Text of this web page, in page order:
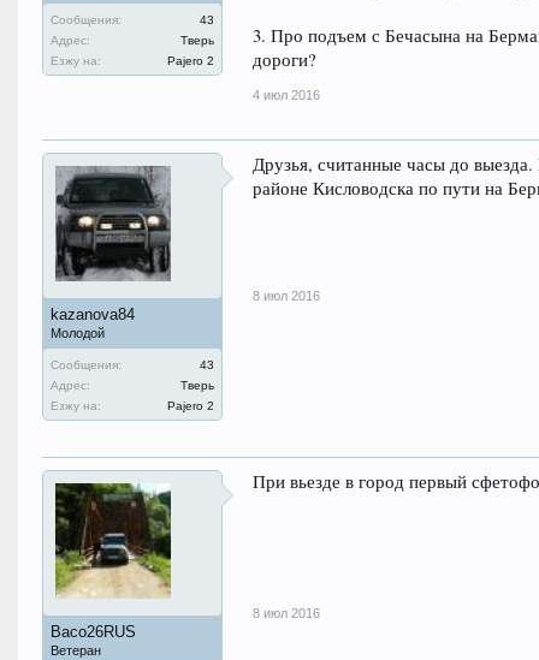
Сообщения:
43
Адрес:
Тверь
Езжу на:
Pajero 2
3. Про подъем с Бечасына на
дороги?
4 июл 2016
kazanova84
Молодой
Сообщения:
43
Адрес:
Тверь
Езжу на:
Pajero 2
Друзья, считанные часы до
районе Кисловодска по пути на
8 июл 2016
Васо26RUS
Ветеран
При вьезде в город первый
8 июл 2016